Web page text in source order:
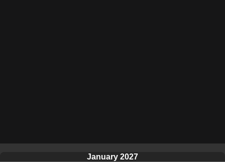
January 2027